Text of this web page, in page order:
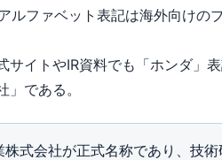
ルファベット表記は海外向け
サイトやIR資料でも「ホンダ」
」である。
株式会社が正式名称であり、技